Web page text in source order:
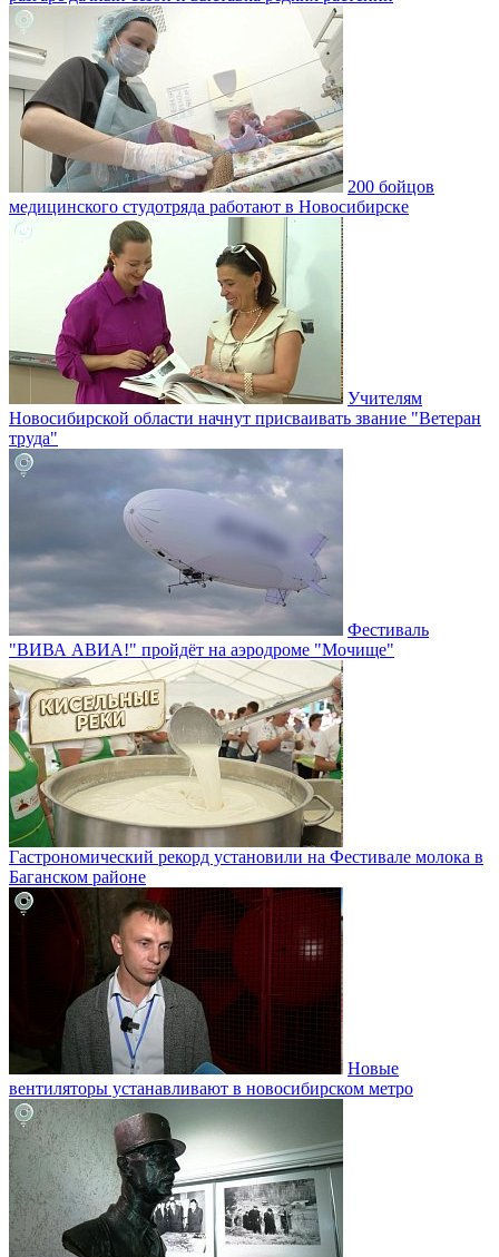
200 бойцов
медицинского студотряда работают в Новосибирске
Учителям
Новосибирской области начнут присваивать звание "Ветеран
труда"
Фестиваль
"ВИВА АВИА!" пройдёт на аэродроме "Мочище"
Гастрономический рекорд установили на Фестивале молока в
Баганском районе
Новые
вентиляторы устанавливают в новосибирском метро